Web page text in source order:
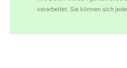
verarbeitet. Sie können sich